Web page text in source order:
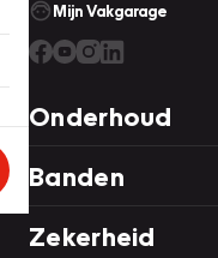
Mijn Vakgarage
Onderhoud
Banden
Zekerheid